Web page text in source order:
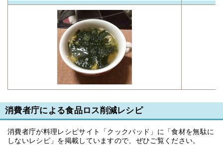
消費者庁による食品ロス削減レシピ
消費者庁が料理レシピサイト「クックパッド」に「食材を無駄に
しないレシピ」を掲載していますので、ぜひご覧ください。